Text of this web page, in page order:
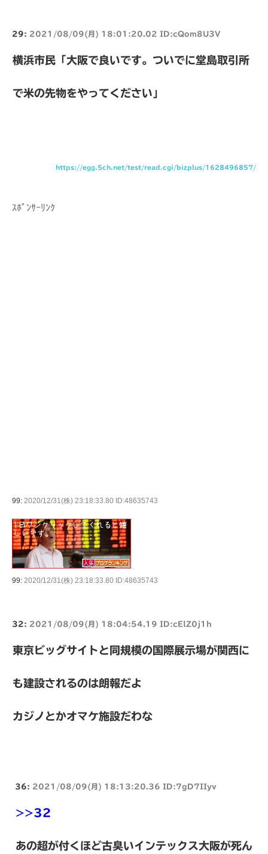
29: 2021/08/09(月) 18:01:20.02 ID:cQom8U3V
横浜市民「大阪で良いです。ついでに堂島取引所
で米の先物をやってください」
https://egg.5ch.net/test/read.cgi/bizplus/1628496857/
ｽﾎﾟﾝｻｰﾘﾝｸ
99: 2020/12/31(株) 23:18:33.80 ID:48635743
99: 2020/12/31(株) 23:18:33.80 ID:48635743
32: 2021/08/09(月) 18:04:54.19 ID:cElZ0j1h
東京ビッグサイトと同規模の国際展示場が関西に
も建設されるのは朗報だよ
カジノとかオマケ施設だわな
36: 2021/08/09(月) 18:13:20.36 ID:7gD7IIyv
>>32
あの超が付くほど古臭いインテックス大阪が死ん